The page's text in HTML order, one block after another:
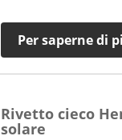
Per saperne di
Rivetto cieco
solare